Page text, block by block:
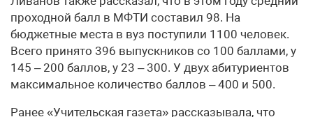
проходной балл в МФТИ составил 98. На
бюджетные места в вуз поступили 1100 человек.
Всего принято 396 выпускников со 100 баллами, у
145 – 200 баллов, у 23 – 300. У двух абитуриентов
максимальное количество баллов – 400 и 500.
Ранее «Учительская газета» рассказывала, что